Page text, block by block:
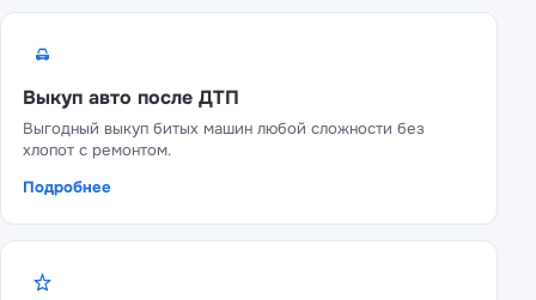
Выкуп авто после ДТП
Выгодный выкуп битых машин любой сложности без
хлопот с ремонтом.
Подробнее